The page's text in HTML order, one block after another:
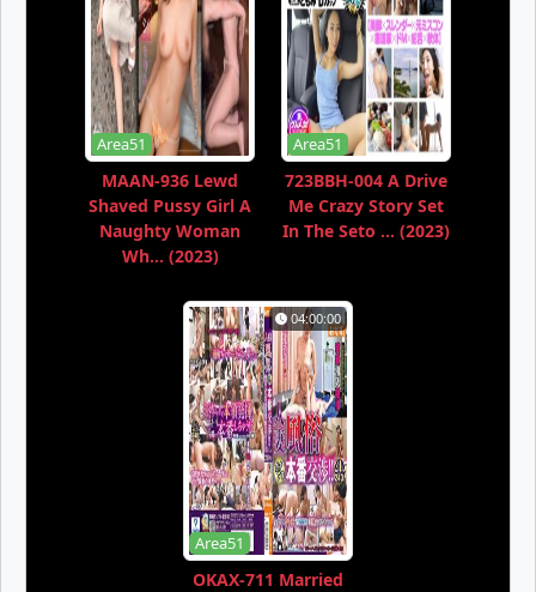
Area51
MAAN-936 Lewd
Shaved Pussy Girl A
Naughty Woman
Wh... (2023)
Area51
723BBH-004 A Drive
Me Crazy Story Set
In The Seto ... (2023)
04:00:00
Area51
OKAX-711 Married